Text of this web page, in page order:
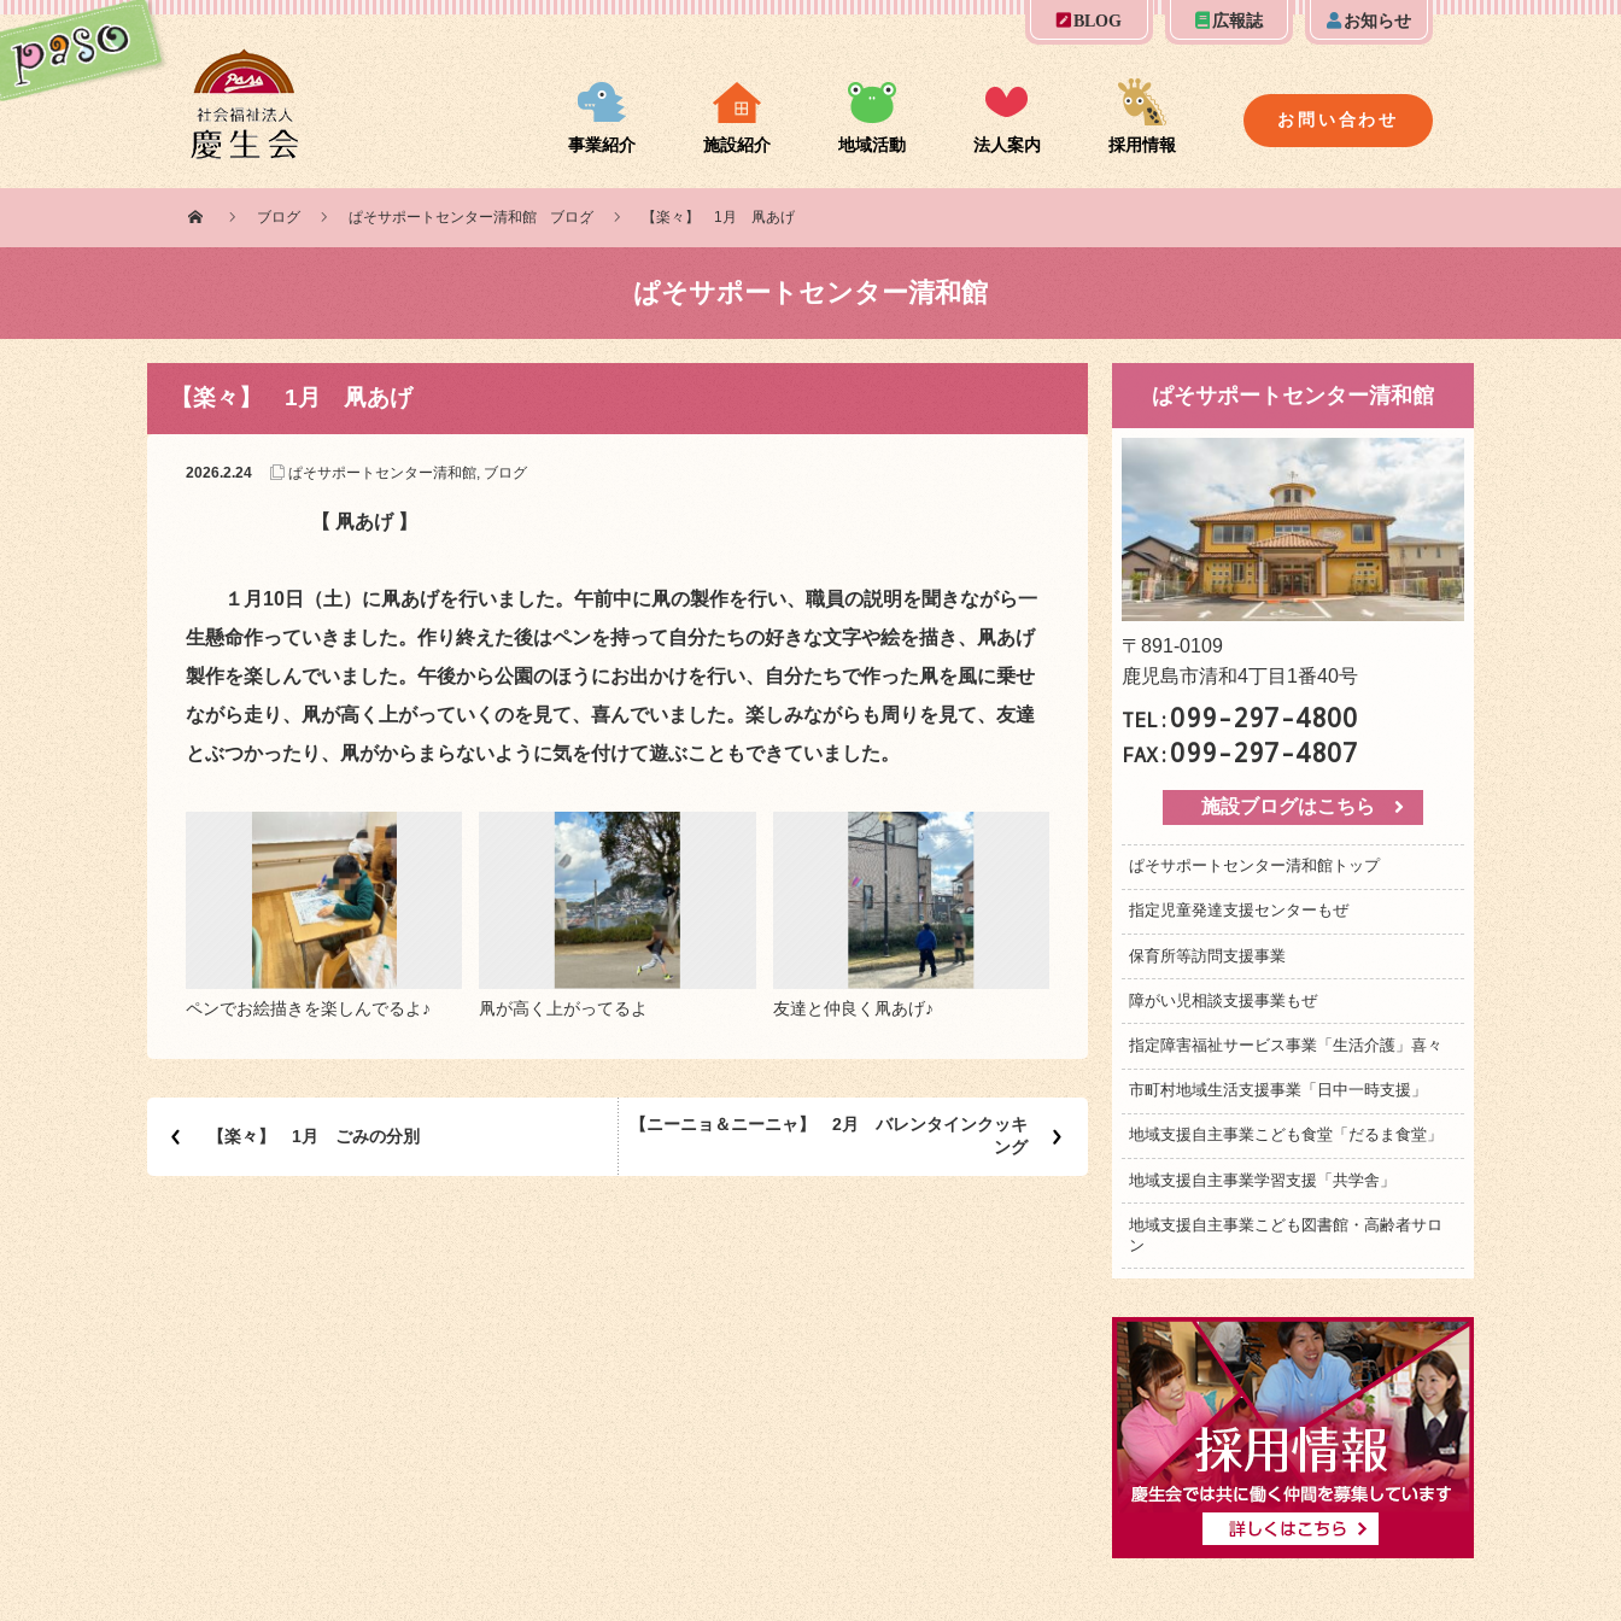
事業紹介 施設紹介 地域活動 法人案内 採用情報
お問い合わせ
BLOG 広報誌 お知らせ
ブログ ぱそサポートセンター清和館 ,
ブログ 【楽々】 1月 凧あげ
ぱそサポートセンター清和館
【楽々】 1月 凧あげ
2026.2.24 ぱそサポートセンター清和館 ブログ
【 凧あげ 】
１月10日（土）に凧あげを行いました。午前中に凧の製作を行い、職員の説明を聞きながら一
生懸命作っていきました。作り終えた後はペンを持って自分たちの好きな文字や絵を描き、凧あげ
製作を楽しんでいました。午後から公園のほうにお出かけを行い、自分たちで作った凧を風に乗せ
ながら走り、凧が高く上がっていくのを見て、喜んでいました。楽しみながらも周りを見て、友達
とぶつかったり、凧がからまらないように気を付けて遊ぶこともできていました。
ペンでお絵描きを楽しんでるよ♪ 凧が高く上がってるよ 友達と仲良く凧あげ♪
【楽々】 1月 ごみの分別
【ニーニョ＆ニーニャ】 2月 バレンタインクッキ
ング
ぱそサポートセンター清和館
〒891-0109
鹿児島市清和4丁目1番40号
TEL:099-297-4800
FAX:099-297-4807
施設ブログはこちら
ぱそサポートセンター清和館トップ
指定児童発達支援センターもぜ
保育所等訪問支援事業
障がい児相談支援事業もぜ
指定障害福祉サービス事業「生活介護」喜々
市町村地域生活支援事業「日中一時支援」
地域支援自主事業こども食堂「だるま食堂」
地域支援自主事業学習支援「共学舎」
地域支援自主事業こども図書館・高齢者サロ
ン